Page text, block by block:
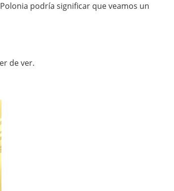
podría significar que veamos un
de ver.